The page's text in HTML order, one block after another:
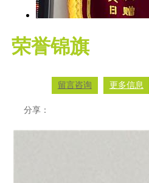
荣誉锦旗
留言咨询 更多信息
分享：